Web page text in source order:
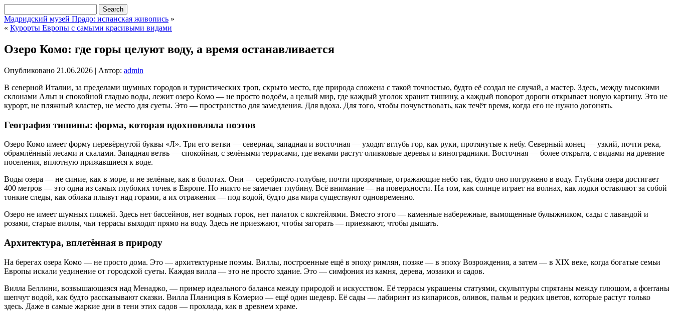
Мадридский музей Прадо: испанская живопись »
« Курорты Европы с самыми красивыми видами
Озеро Комо: где горы целуют воду, а время останавливается
Опубликовано 21.06.2026 | Автор: admin
В северной Италии, за пределами шумных городов и туристических троп, скрыто место, где природа сложена с такой точностью, будто её создал не случай, а мастер. Здесь, между высокими
склонами Альп и спокойной гладью воды, лежит озеро Комо — не просто водоём, а целый мир, где каждый уголок хранит тишину, а каждый поворот дороги открывает новую картину. Это не
курорт, не пляжный кластер, не место для суеты. Это — пространство для замедления. Для вдоха. Для того, чтобы почувствовать, как течёт время, когда его не нужно догонять.
География тишины: форма, которая вдохновляла поэтов
Озеро Комо имеет форму перевёрнутой буквы «Л». Три его ветви — северная, западная и восточная — уходят вглубь гор, как руки, протянутые к небу. Северный конец — узкий, почти река,
обрамлённый лесами и скалами. Западная ветвь — спокойная, с зелёными террасами, где веками растут оливковые деревья и виноградники. Восточная — более открыта, с видами на древние
поселения, вплотную прижавшиеся к воде.
Воды озера — не синие, как в море, и не зелёные, как в болотах. Они — серебристо-голубые, почти прозрачные, отражающие небо так, будто оно погружено в воду. Глубина озера достигает
400 метров — это одна из самых глубоких точек в Европе. Но никто не замечает глубину. Всё внимание — на поверхности. На том, как солнце играет на волнах, как лодки оставляют за собой
тонкие следы, как облака плывут над горами, а их отражения — под водой, будто два мира существуют одновременно.
Озеро не имеет шумных пляжей. Здесь нет бассейнов, нет водных горок, нет палаток с коктейлями. Вместо этого — каменные набережные, вымощенные булыжником, сады с лавандой и
розами, старые виллы, чьи террасы выходят прямо на воду. Здесь не приезжают, чтобы загорать — приезжают, чтобы дышать.
Архитектура, вплетённая в природу
На берегах озера Комо — не просто дома. Это — архитектурные поэмы. Виллы, построенные ещё в эпоху римлян, позже — в эпоху Возрождения, а затем — в XIX веке, когда богатые семьи
Европы искали уединение от городской суеты. Каждая вилла — это не просто здание. Это — симфония из камня, дерева, мозаики и садов.
Вилла Беллини, возвышающаяся над Менаджо, — пример идеального баланса между природой и искусством. Её террасы украшены статуями, скульптуры спрятаны между плющом, а фонтаны
шепчут водой, как будто рассказывают сказки. Вилла Планиция в Комерио — ещё один шедевр. Её сады — лабиринт из кипарисов, оливок, пальм и редких цветов, которые растут только
здесь. Даже в самые жаркие дни в тени этих садов — прохлада, как в древнем храме.